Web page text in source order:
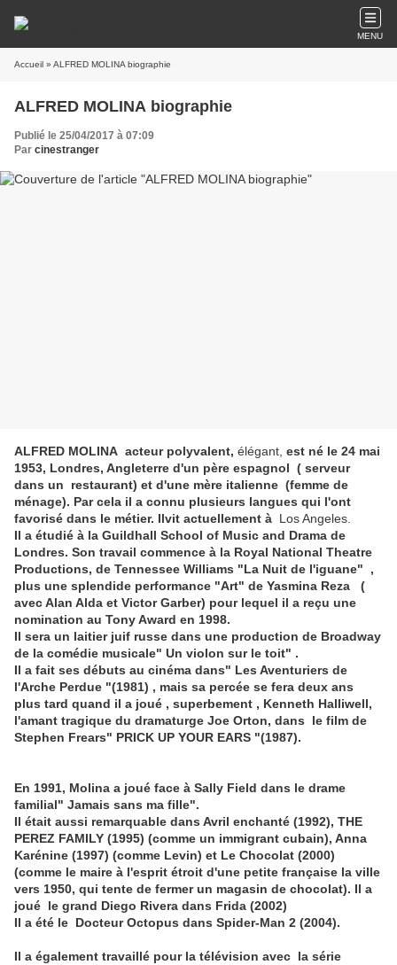
MENU
Accueil » ALFRED MOLINA biographie
ALFRED MOLINA biographie
Publié le 25/04/2017 à 07:09
Par cinestranger
ALFRED MOLINA acteur polyvalent, élégant, est né le 24 mai
1953, Londres, Angleterre d'un père espagnol ( serveur
dans un restaurant) et d'une mère italienne (femme de
ménage). Par cela il a connu plusieurs langues qui l'ont
favorisé dans le métier. Ilvit actuellement à Los Angeles.
Il a étudié à la Guildhall School of Music and Drama de
Londres. Son travail commence à la Royal National Theatre
Productions, de Tennessee Williams "La Nuit de l'iguane" ,
plus une splendide performance "Art" de Yasmina Reza (
avec Alan Alda et Victor Garber) pour lequel il a reçu une
nomination au Tony Award en 1998.
Il sera un laitier juif russe dans une production de Broadway
de la comédie musicale" Un violon sur le toit" .
Il a fait ses débuts au cinéma dans" Les Aventuriers de
l'Arche Perdue "(1981) , mais sa percée se fera deux ans
plus tard quand il a joué , superbement , Kenneth Halliwell,
l'amant tragique du dramaturge Joe Orton, dans le film de
Stephen Frears" PRICK UP YOUR EARS "(1987).
En 1991, Molina a joué face à Sally Field dans le drame
familial" Jamais sans ma fille".
Il était aussi remarquable dans Avril enchanté (1992), THE
PEREZ FAMILY (1995) (comme un immigrant cubain), Anna
Karénine (1997) (comme Levin) et Le Chocolat (2000)
(comme le maire à l'esprit étroit d'une petite française la ville
vers 1950, qui tente de fermer un magasin de chocolat). Il a
joué le grand Diego Rivera dans Frida (2002)
Il a été le Docteur Octopus dans Spider-Man 2 (2004).
Il a également travaillé pour la télévision avec la série